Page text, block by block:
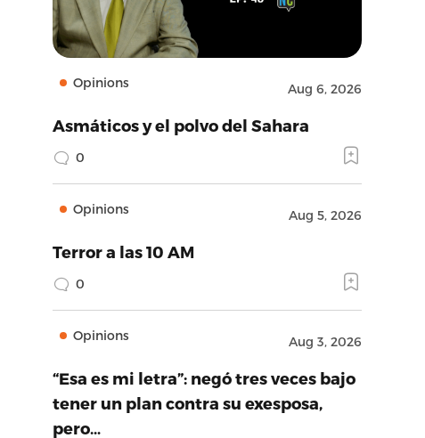
Opinions Aug 6, 2026
Asmáticos y el polvo del Sahara
0
Opinions Aug 5, 2026
Terror a las 10 AM
0
Opinions Aug 3, 2026
“Esa es mi letra”: negó tres veces bajo
tener un plan contra su exesposa,
pero…